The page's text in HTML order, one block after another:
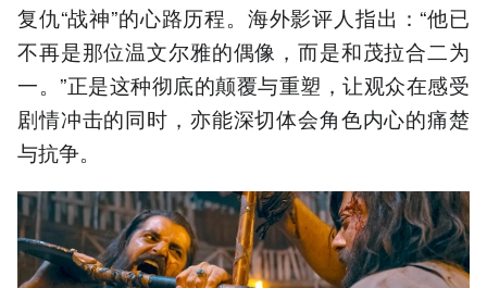
复仇“战神”的心路历程。海外影评人指出：“他已
不再是那位温文尔雅的偶像，而是和茂拉合二为
一。”正是这种彻底的颠覆与重塑，让观众在感受
剧情冲击的同时，亦能深切体会角色内心的痛楚
与抗争。